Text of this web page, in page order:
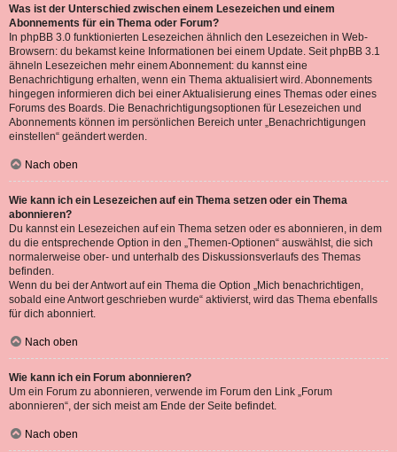
Was ist der Unterschied zwischen einem Lesezeichen und einem
Abonnements für ein Thema oder Forum?
In phpBB 3.0 funktionierten Lesezeichen ähnlich den Lesezeichen in Web-
Browsern: du bekamst keine Informationen bei einem Update. Seit phpBB 3.1
ähneln Lesezeichen mehr einem Abonnement: du kannst eine
Benachrichtigung erhalten, wenn ein Thema aktualisiert wird. Abonnements
hingegen informieren dich bei einer Aktualisierung eines Themas oder eines
Forums des Boards. Die Benachrichtigungsoptionen für Lesezeichen und
Abonnements können im persönlichen Bereich unter „Benachrichtigungen
einstellen“ geändert werden.
Nach oben
Wie kann ich ein Lesezeichen auf ein Thema setzen oder ein Thema
abonnieren?
Du kannst ein Lesezeichen auf ein Thema setzen oder es abonnieren, in dem
du die entsprechende Option in den „Themen-Optionen“ auswählst, die sich
normalerweise ober- und unterhalb des Diskussionsverlaufs des Themas
befinden.
Wenn du bei der Antwort auf ein Thema die Option „Mich benachrichtigen,
sobald eine Antwort geschrieben wurde“ aktivierst, wird das Thema ebenfalls
für dich abonniert.
Nach oben
Wie kann ich ein Forum abonnieren?
Um ein Forum zu abonnieren, verwende im Forum den Link „Forum
abonnieren“, der sich meist am Ende der Seite befindet.
Nach oben